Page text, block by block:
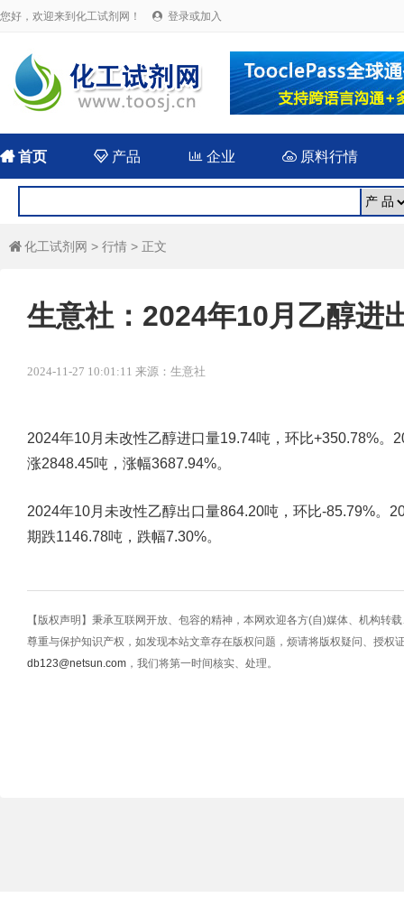
您好，欢迎来到化工试剂网！  登录或加入
首页  产品 企业 原料行情
 化工试剂网 > 行情 > 正文
生意社：2024年10月乙醇进
2024-11-27 10:01:11 来源：生意社
2024年10月未改性乙醇进口量19.74吨，环比+350.78%。
涨2848.45吨，涨幅3687.94%。
2024年10月未改性乙醇出口量864.20吨，环比-85.79%。
期跌1146.78吨，跌幅7.30%。
【版权声明】秉承互联网开放、包容的精神，本网欢迎各方(自)媒体、机构转
尊重与保护知识产权，如发现本站文章存在版权问题，烦请将版权疑问、授权
db123@netsun.com ，我们将第一时间核实、处理。